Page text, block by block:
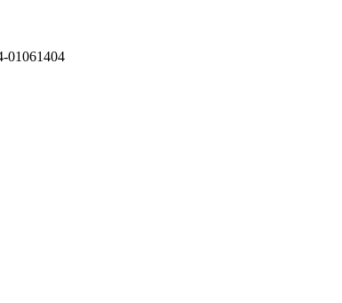
01061404